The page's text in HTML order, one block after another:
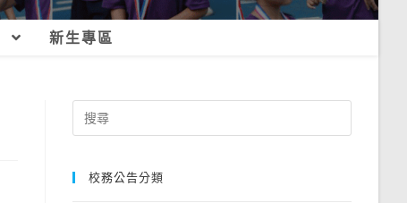
新生專區
Search
for:
校務公告分類